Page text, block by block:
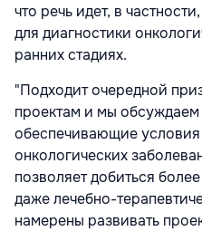
что речь идет, в
для диагностики
ранних стадиях.
"Подходит очередной
проектам и мы
обеспечивающие условия
онкологических
позволяет добиться
даже лечебно-
намерены развивать